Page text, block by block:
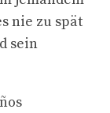
nie zu spät
sein